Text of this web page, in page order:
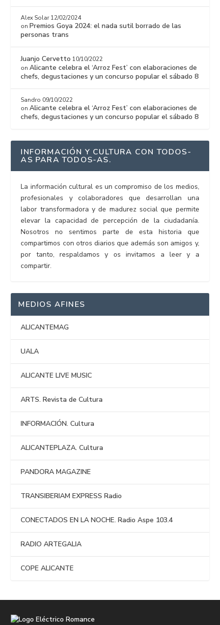
Alex Solar 12/02/2024
onPremios Goya 2024: el nada sutil borrado de las
personas trans
Juanjo Cervetto 10/10/2022
onAlicante celebra el ‘Arroz Fest’ con elaboraciones de
chefs, degustaciones y un concurso popular el sábado 8
Sandro 09/10/2022
onAlicante celebra el ‘Arroz Fest’ con elaboraciones de
chefs, degustaciones y un concurso popular el sábado 8
INFORMACIÓN Y CULTURA CON TODOS-
AS PARA TODOS-AS.
La información cultural es un compromiso de los medios,
profesionales y colaboradores que desarrollan una
labor transformadora y de madurez social que permite
elevar la capacidad de percepción de la ciudadanía.
Nosotros no sentimos parte de esta historia que
compartimos con otros diarios que además son amigos y,
por tanto, respaldamos y os invitamos a leer y a
compartir.
MEDIOS AFINES
ALICANTEMAG
UALA
ALICANTE LIVE MUSIC
ARTS. Revista de Cultura
INFORMACIÓN. Cultura
ALICANTEPLAZA. Cultura
PANDORA MAGAZINE
TRANSIBERIAM EXPRESS Radio
CONECTADOS EN LA NOCHE. Radio Aspe 103.4
RADIO ARTEGALIA
COPE ALICANTE